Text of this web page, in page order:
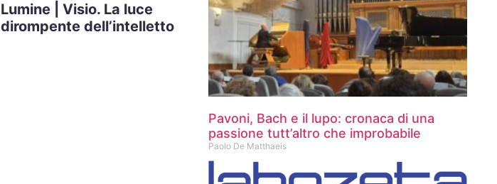
Lumine | Visio. La luce
dirompente dell’intelletto
Pavoni, Bach e il lupo: cronaca di una
passione tutt’altro che improbabile
Paolo De Matthaeis